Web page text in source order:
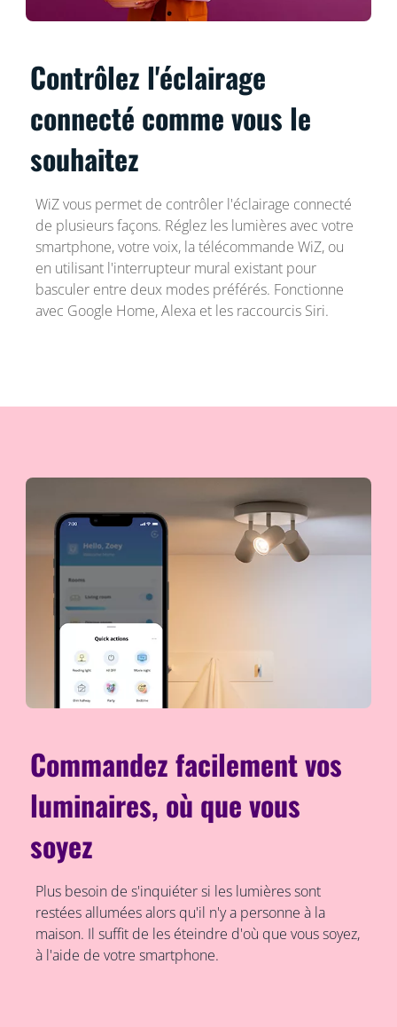
Contrôlez l'éclairage
connecté comme vous le
souhaitez
WiZ vous permet de contrôler l'éclairage connecté
de plusieurs façons. Réglez les lumières avec votre
smartphone, votre voix, la télécommande WiZ, ou
en utilisant l'interrupteur mural existant pour
basculer entre deux modes préférés. Fonctionne
avec Google Home, Alexa et les raccourcis Siri.
Commandez facilement vos
luminaires, où que vous
soyez
Plus besoin de s'inquiéter si les lumières sont
restées allumées alors qu'il n'y a personne à la
maison. Il suffit de les éteindre d'où que vous soyez,
à l'aide de votre smartphone.